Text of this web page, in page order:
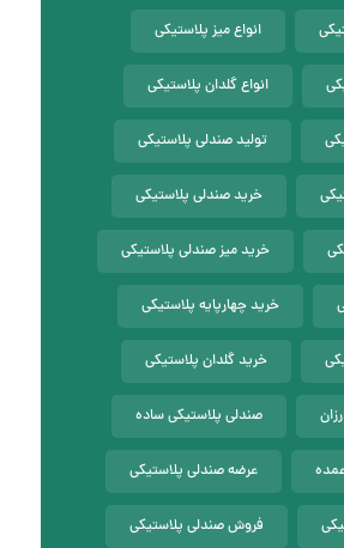
انواع میز پلاستیکی
انواع گلدان پلاستیکی
تولید صندلی پلاستیکی
خرید صندلی پلاستیکی
خرید میز صندلی پلاستیکی
خرید چهارپایه پلاستیکی
خرید گلدان پلاستیکی
صندلی پلاستیکی ساده
عرضه صندلی پلاستیکی
فروش صندلی پلاستیکی